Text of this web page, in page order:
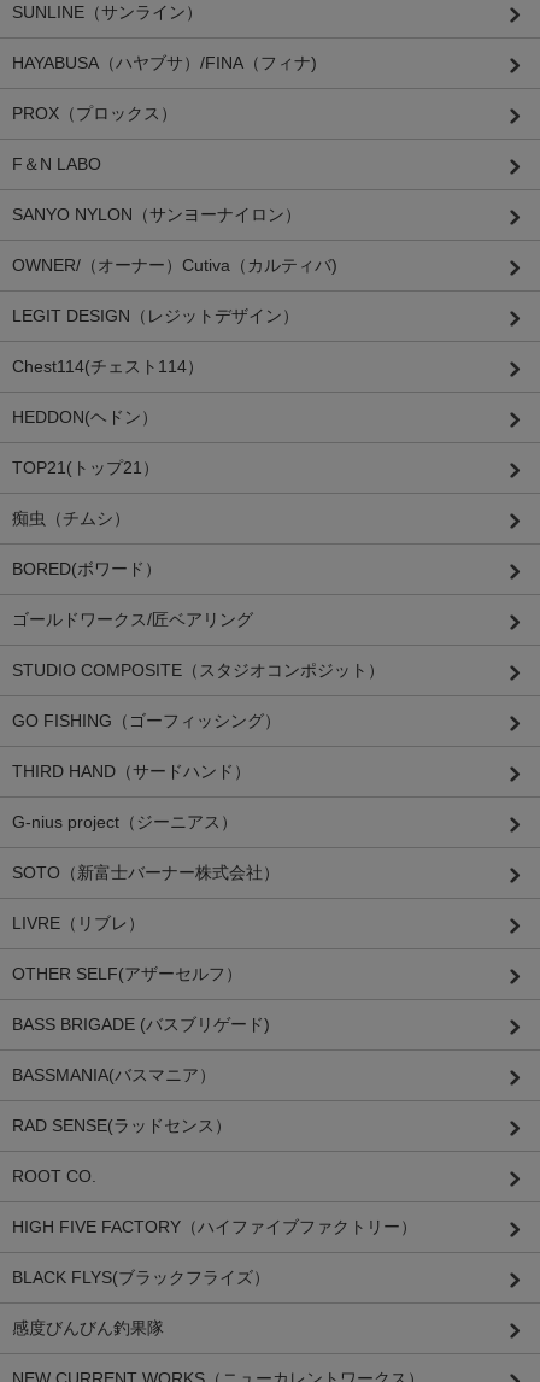
SUNLINE（サンライン）
HAYABUSA（ハヤブサ）/FINA（フィナ)
PROX（プロックス）
F＆N LABO
SANYO NYLON（サンヨーナイロン）
OWNER/（オーナー）Cutiva（カルティバ)
LEGIT DESIGN（レジットデザイン）
Chest114(チェスト114）
HEDDON(ヘドン）
TOP21(トップ21）
痴虫（チムシ）
BORED(ボワード）
ゴールドワークス/匠ベアリング
STUDIO COMPOSITE（スタジオコンポジット）
GO FISHING（ゴーフィッシング）
THIRD HAND（サードハンド）
G-nius project（ジーニアス）
SOTO（新富士バーナー株式会社）
LIVRE（リブレ）
OTHER SELF(アザーセルフ）
BASS BRIGADE (バスブリゲード)
BASSMANIA(バスマニア）
RAD SENSE(ラッドセンス）
ROOT CO.
HIGH FIVE FACTORY（ハイファイブファクトリー）
BLACK FLYS(ブラックフライズ）
感度びんびん釣果隊
NEW CURRENT WORKS（ニューカレントワークス）